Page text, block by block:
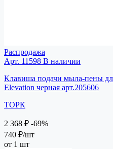
Распродажа
Арт. 11598 В наличии
Клавиша подачи мыла-пены
Elevation черная арт.205606
ТОРК
2 368 ₽ -69%
740 ₽/шт
от 1 шт